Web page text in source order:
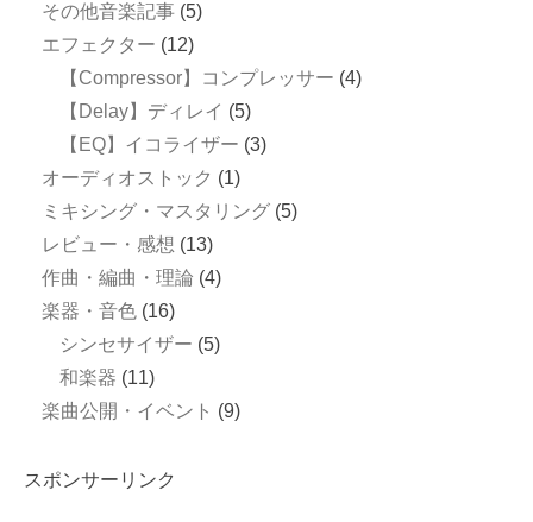
その他音楽記事 (5)
エフェクター (12)
【Compressor】コンプレッサー (4)
【Delay】ディレイ (5)
【EQ】イコライザー (3)
オーディオストック (1)
ミキシング・マスタリング (5)
レビュー・感想 (13)
作曲・編曲・理論 (4)
楽器・音色 (16)
シンセサイザー (5)
和楽器 (11)
楽曲公開・イベント (9)
スポンサーリンク